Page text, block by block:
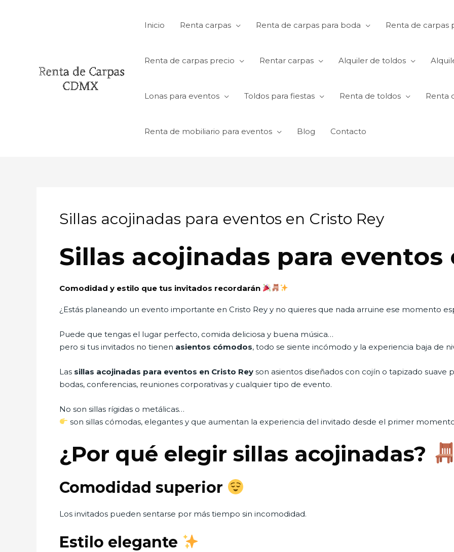
Inicio Renta carpas Renta de carpas para boda Renta de carpas
Renta de carpas precio Rentar carpas Alquiler de toldos
Lonas para eventos Toldos para fiestas Renta de toldos Renta
Renta de mobiliario para eventos Blog Contacto
Sillas acojinadas para eventos en Cristo Rey
Sillas acojinadas para eventos
Comodidad y estilo que tus invitados recordarán
¿Estás planeando un evento importante en Cristo Rey y no quieres que nada arruine ese momento
Puede que tengas el lugar perfecto, comida deliciosa y buena música…
pero si tus invitados no tienen asientos cómodos, todo se siente incómodo y la experiencia baja de
Las sillas acojinadas para eventos en Cristo Rey son asientos diseñados con cojín o tapizado
bodas, conferencias, reuniones corporativas y cualquier tipo de evento.
No son sillas rígidas o metálicas…
son sillas cómodas, elegantes y que aumentan la experiencia del invitado desde el primer
¿Por qué elegir sillas acojinadas?
Comodidad superior
Los invitados pueden sentarse por más tiempo sin incomodidad.
Estilo elegante